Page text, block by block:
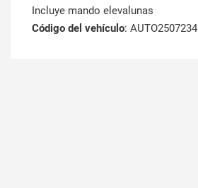
Incluye mando elevalunas
Código del vehículo: AUTO2507234